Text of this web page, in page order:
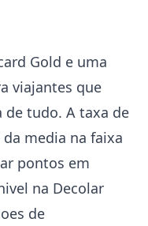
Gold e uma
viajantes que
tudo. A taxa de
media na faixa
pontos em
na Decolar
de